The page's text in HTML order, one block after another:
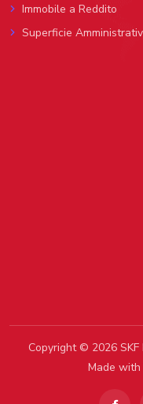
Immobile a Reddito
Superficie
Copyright © 2026
Made with